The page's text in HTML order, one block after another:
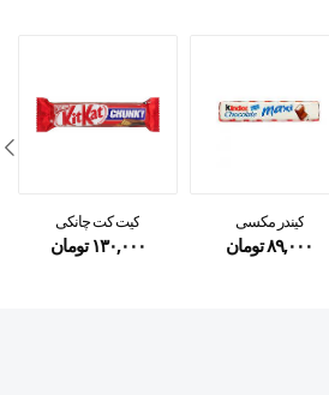
کیندر مکسی
۸۹,۰۰۰تومان
کیت کت چانکی
۱۳۰,۰۰۰ تومان